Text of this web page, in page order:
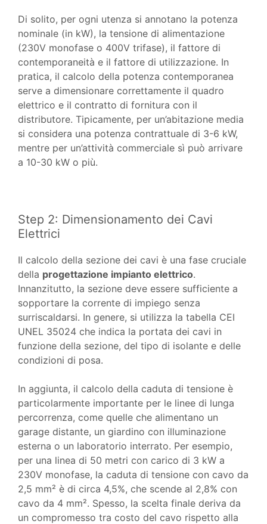
Di solito, per ogni utenza si annotano la potenza
nominale (in kW), la tensione di alimentazione
(230V monofase o 400V trifase), il fattore di
contemporaneità e il fattore di utilizzazione. In
pratica, il calcolo della potenza contemporanea
serve a dimensionare correttamente il quadro
elettrico e il contratto di fornitura con il
distributore. Tipicamente, per un’abitazione media
si considera una potenza contrattuale di 3-6 kW,
mentre per un’attività commerciale sì può arrivare
a 10-30 kW o più.
Step 2: Dimensionamento dei Cavi
Elettrici
Il calcolo della sezione dei cavi è una fase cruciale
della progettazione impianto elettrico.
Innanzitutto, la sezione deve essere sufficiente a
sopportare la corrente di impiego senza
surriscaldarsi. In genere, si utilizza la tabella CEI
UNEL 35024 che indica la portata dei cavi in
funzione della sezione, del tipo di isolante e delle
condizioni di posa.
In aggiunta, il calcolo della caduta di tensione è
particolarmente importante per le linee di lunga
percorrenza, come quelle che alimentano un
garage distante, un giardino con illuminazione
esterna o un laboratorio interrato. Per esempio,
per una linea di 50 metri con carico di 3 kW a
230V monofase, la caduta di tensione con cavo da
2,5 mm² è di circa 4,5%, che scende al 2,8% con
cavo da 4 mm². Spesso, la scelta finale deriva da
un compromesso tra costo del cavo rispetto alla